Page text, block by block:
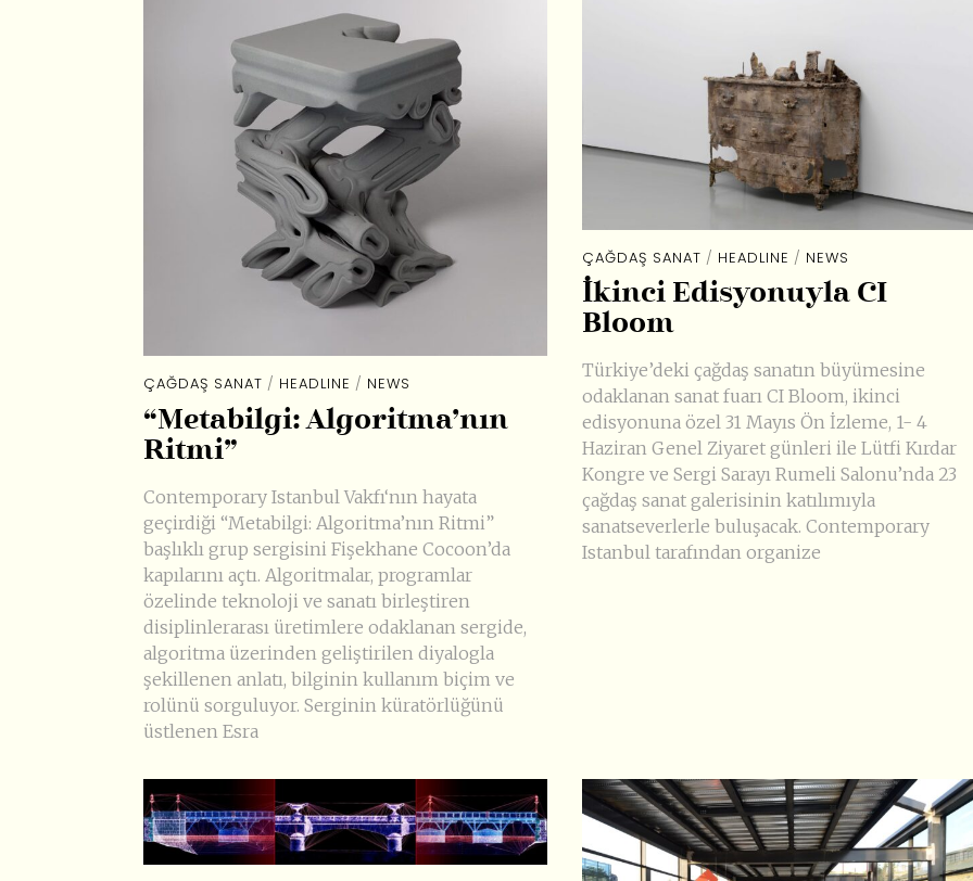
ÇAĞDAŞ SANAT / HEADLINE / NEWS
“Metabilgi: Algoritma’nın
Ritmi”
Contemporary Istanbul Vakfı‘nın hayata
geçirdiği “Metabilgi: Algoritma’nın Ritmi”
başlıklı grup sergisini Fişekhane Cocoon’da
kapılarını açtı. Algoritmalar, programlar
özelinde teknoloji ve sanatı birleştiren
disiplinlerarası üretimlere odaklanan sergide,
algoritma üzerinden geliştirilen diyalogla
şekillenen anlatı, bilginin kullanım biçim ve
rolünü sorguluyor. Serginin küratörlüğünü
üstlenen Esra
ÇAĞDAŞ SANAT / HEADLINE / NEWS
İkinci Edisyonuyla CI
Bloom
Türkiye’deki çağdaş sanatın büyümesine
odaklanan sanat fuarı CI Bloom, ikinci
edisyonuna özel 31 Mayıs Ön İzleme, 1- 4
Haziran Genel Ziyaret günleri ile Lütfi Kırdar
Kongre ve Sergi Sarayı Rumeli Salonu’nda 23
çağdaş sanat galerisinin katılımıyla
sanatseverlerle buluşacak. Contemporary
Istanbul tarafından organize